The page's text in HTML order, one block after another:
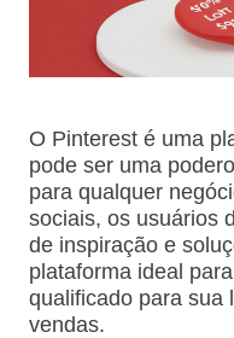
O Pinterest é uma
pode ser uma
para qualquer
sociais, os usuários
de inspiração e
plataforma ideal
qualificado para sua
vendas.